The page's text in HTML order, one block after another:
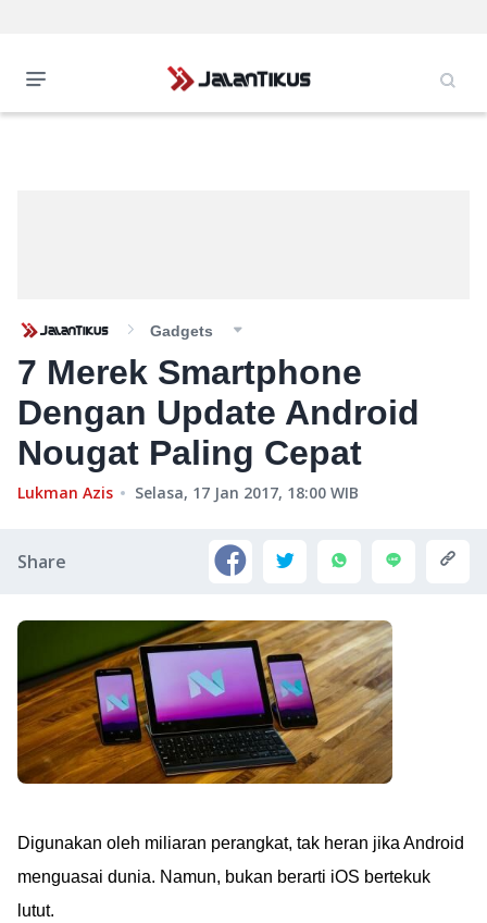
Gadgets
7 Merek Smartphone
Dengan Update Android
Nougat Paling Cepat
Lukman Azis Selasa, 17 Jan 2017, 18:00 WIB
Share
Digunakan oleh miliaran perangkat, tak heran jika Android
menguasai dunia. Namun, bukan berarti iOS bertekuk
lutut.